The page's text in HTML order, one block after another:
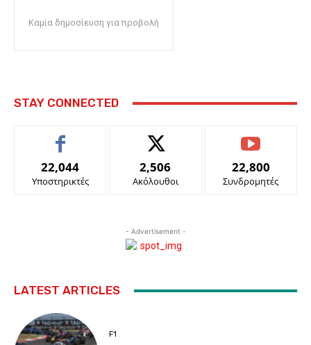
Καμία δημοσίευση για προβολή
STAY CONNECTED
22,044
Υποστηρικτές
2,506
Ακόλουθοι
22,800
Συνδρομητές
- Advertisement -
LATEST ARTICLES
F1